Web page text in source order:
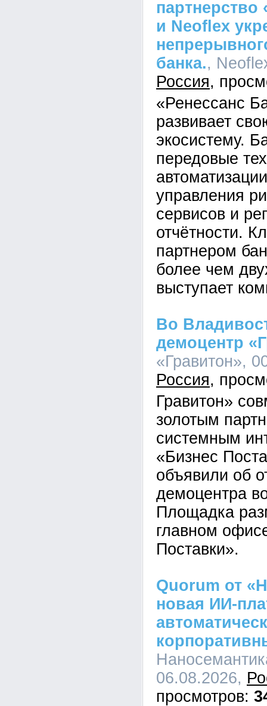
партнерство
и Neoflex
банка.,
Россия
«Ренессанс
развивает
экосистему.
передовые
управления
сервисов и
отчётности.
партнером
более чем
выступает
Во
демоцентр
«Гравитон»,
Россия
Гравитон»
золотым
системным
«Бизнес
объявили об
демоцентра
Площадка
главном
Поставки».
Quorum от
новая ИИ-
06.08.2026,